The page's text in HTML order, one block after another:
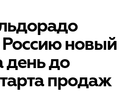
Россию новый
день до
продаж